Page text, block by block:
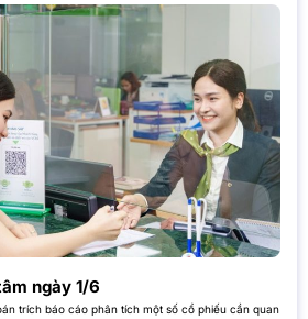
ngày 1/6
trích báo cáo phân tích một số cổ phiếu cần quan